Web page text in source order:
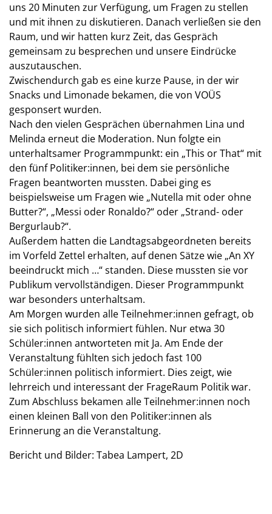
uns 20 Minuten zur Verfügung, um Fragen zu stellen
und mit ihnen zu diskutieren. Danach verließen sie den
Raum, und wir hatten kurz Zeit, das Gespräch
gemeinsam zu besprechen und unsere Eindrücke
auszutauschen.
Zwischendurch gab es eine kurze Pause, in der wir
Snacks und Limonade bekamen, die von VOÜS
gesponsert wurden.
Nach den vielen Gesprächen übernahmen Lina und
Melinda erneut die Moderation. Nun folgte ein
unterhaltsamer Programmpunkt: ein „This or That“ mit
den fünf Politiker:innen, bei dem sie persönliche
Fragen beantworten mussten. Dabei ging es
beispielsweise um Fragen wie „Nutella mit oder ohne
Butter?“, „Messi oder Ronaldo?“ oder „Strand- oder
Bergurlaub?“.
Außerdem hatten die Landtagsabgeordneten bereits
im Vorfeld Zettel erhalten, auf denen Sätze wie „An XY
beeindruckt mich …“ standen. Diese mussten sie vor
Publikum vervollständigen. Dieser Programmpunkt
war besonders unterhaltsam.
Am Morgen wurden alle Teilnehmer:innen gefragt, ob
sie sich politisch informiert fühlen. Nur etwa 30
Schüler:innen antworteten mit Ja. Am Ende der
Veranstaltung fühlten sich jedoch fast 100
Schüler:innen politisch informiert. Dies zeigt, wie
lehrreich und interessant der FrageRaum Politik war.
Zum Abschluss bekamen alle Teilnehmer:innen noch
einen kleinen Ball von den Politiker:innen als
Erinnerung an die Veranstaltung.
Bericht und Bilder: Tabea Lampert, 2D